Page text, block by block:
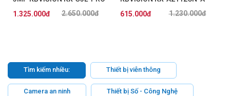
2.650.000đ
1.325.000đ
1.230.000đ
615.000đ
Tìm kiếm nhiều: Thiết bị viễn thông
Camera an ninh Thiết bị Số - Công Nghệ